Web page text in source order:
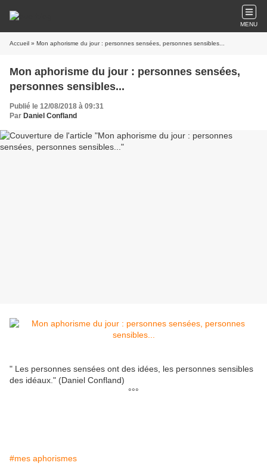
MENU
Accueil » Mon aphorisme du jour : personnes sensées, personnes sensibles...
Mon aphorisme du jour : personnes sensées,
personnes sensibles...
Publié le 12/08/2018 à 09:31
Par Daniel Confland
" Les personnes sensées ont des idées, les personnes sensibles
des idéaux." (Daniel Confland)
°°°
#mes aphorismes